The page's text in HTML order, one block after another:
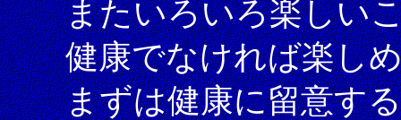
またいろいろ楽しい
健康でなければ楽し
まずは健康に留意す